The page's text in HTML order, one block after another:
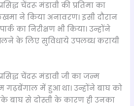
चेंदरू मंडावी की प्रतिमा का
लखमा ने किया अनावरण। इसी दौरान
का निरीक्षण भी किया। उन्होंने
के लिए सुविधाये उपलब्ध करायी
चेंदरू मंडावी जी का जन्म
गढ़बेंगाल में हुआ था। उन्होंने बाघ को
बाघ से दोस्ती के कारण ही उनका